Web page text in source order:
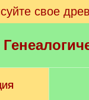
свое